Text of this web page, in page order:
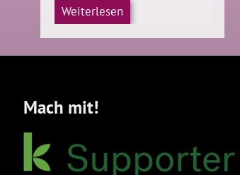
Weiterlesen
Mach mit!